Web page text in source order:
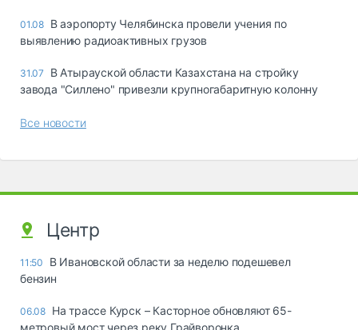
01.08 В аэропорту Челябинска провели учения по
выявлению радиоактивных грузов
31.07
В Атырауской области Казахстана на стройку
завода "Силлено" привезли крупногабаритную колонну
Все новости
Центр
11:50
В Ивановской области за неделю подешевел
бензин
06.08 На трассе Курск – Касторное обновляют 65-
метровый мост через реку Грайворонка